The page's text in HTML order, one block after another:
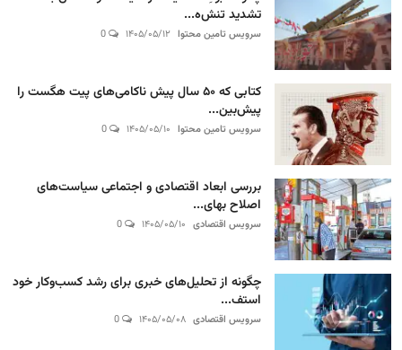
تشدید تنش‌ه...
سرویس تامین محتوا ۱۴۰۵/۰۵/۱۲
کتابی که ۵۰ سال پیش ناکامی‌های پیت هگست را
پیش‌بین...
سرویس تامین محتوا ۱۴۰۵/۰۵/۱۰
بررسی ابعاد اقتصادی و اجتماعی سیاست‌های
اصلاح بهای...
سرویس اقتصادی ۱۴۰۵/۰۵/۱۰
چگونه از تحلیل‌های خبری برای رشد کسب‌وکار خود
استف...
سرویس اقتصادی ۱۴۰۵/۰۵/۰۸